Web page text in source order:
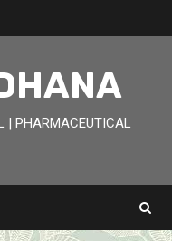
| PHARMACEUTICAL